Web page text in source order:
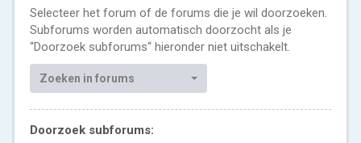
Selecteer het forum of de forums die je wil doorzoeken.
Subforums worden automatisch doorzocht als je
“Doorzoek subforums“ hieronder niet uitschakelt.
Zoeken in forums
Doorzoek subforums: